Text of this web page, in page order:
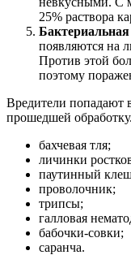
25% раствора
появляются на
Против этой
поэтому
Вредители попадают
прошедшей обработку.
бахчевая тля;
личинки
паутинный
проволочник;
трипсы;
галловая
бабочки-совки;
саранча.